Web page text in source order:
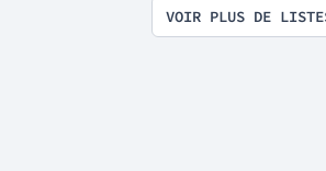
VOIR PLUS DE